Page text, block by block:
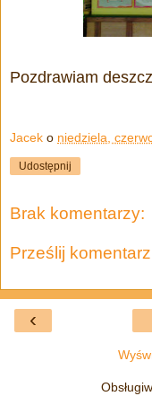
Pozdrawiam
Jacek o niedziela,
Udostępnij
Brak komentarzy:
Prześlij komentarz
‹